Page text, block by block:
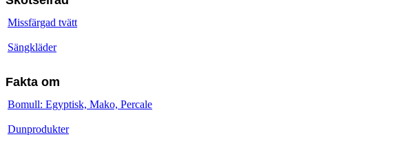
Missfärgad tvätt
Sängkläder
Fakta om
Bomull: Egyptisk, Mako, Percale
Dunprodukter